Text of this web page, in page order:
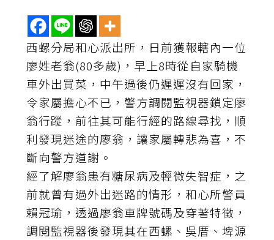
西螺分局和心派出所，日前獲報轄內一位
廖姓老翁(80多歲)，早上8時從自家騎機
車外出買菜，中午過後仍遲遲沒有回家，
令家屬擔心不已，警方調閱監視器鎖定廖
翁行蹤，前往其可能行經的路線尋找，順
利發現迷途的廖翁，讓家屬轉悲為喜，不
斷向警方道謝。
經了解廖翁患有糖尿病及輕微失智症，之
前就曾有過外出迷路的情形，和心所警員
賴冠瑜，透過廖翁車牌號碼及穿著特徵，
調閱監視器後發現其在西螺、吳厝、埤源